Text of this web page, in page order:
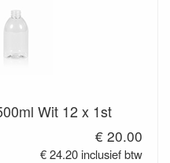
Wit 12 x 1st
€ 20.00
€ 24.20 inclusief btw